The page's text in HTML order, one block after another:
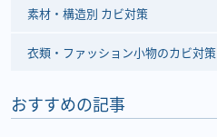
素材・構造別 カビ対策
衣類・ファッション小物のカビ対策
おすすめの記事